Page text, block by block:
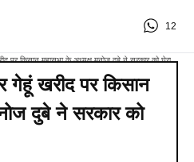
12
पर किसान महासभा के अध्यक्ष मनोज दुबे ने सरकार को घेरा
खरीद पर किसान
दुबे ने सरकार को